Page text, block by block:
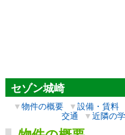
セゾン城崎
▼物件の概要 ▼設備・賃料
交通
▼近隣の